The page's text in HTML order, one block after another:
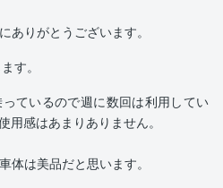
ありがとうございます。
す。
ているので週に数回は利用してい
感はあまりありません。
体は美品だと思います。